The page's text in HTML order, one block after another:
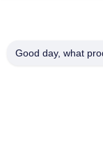
Good day, what